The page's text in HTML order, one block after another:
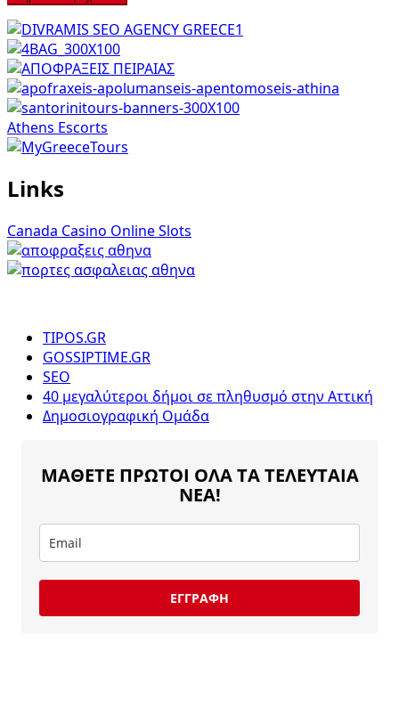
Athens Escorts
Links
Canada Casino Online Slots
TIPOS.GR
GOSSIPTIME.GR
SEO
40 μεγαλύτεροι δήμοι σε πληθυσμό στην Αττική
Δημοσιογραφική Ομάδα
ΜΑΘΕΤΕ ΠΡΩΤΟΙ ΟΛΑ ΤΑ ΤΕΛΕΥΤΑΙΑ
ΝΕΑ!
ΕΓΓΡΑΦΗ